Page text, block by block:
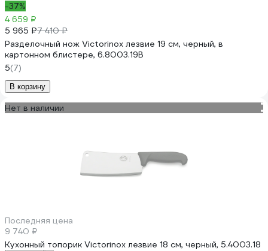
-37%
4 659 ₽
5 965 ₽7 410 ₽
Разделочный нож Victorinox лезвие 19 см, черный, в
картонном блистере, 6.8003.19B
5(7)
В корзину
Нет в наличии
Последняя цена
9 740 ₽
Кухонный топорик Victorinox лезвие 18 см, черный, 5.4003.18